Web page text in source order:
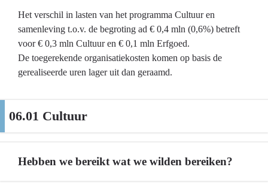
Het verschil in lasten van het programma Cultuur en
samenleving t.o.v. de begroting ad € 0,4 mln (0,6%) betreft
voor € 0,3 mln Cultuur en € 0,1 mln Erfgoed.
De toegerekende organisatiekosten komen op basis de
gerealiseerde uren lager uit dan geraamd.
06.01 Cultuur
Hebben we bereikt wat we wilden bereiken?